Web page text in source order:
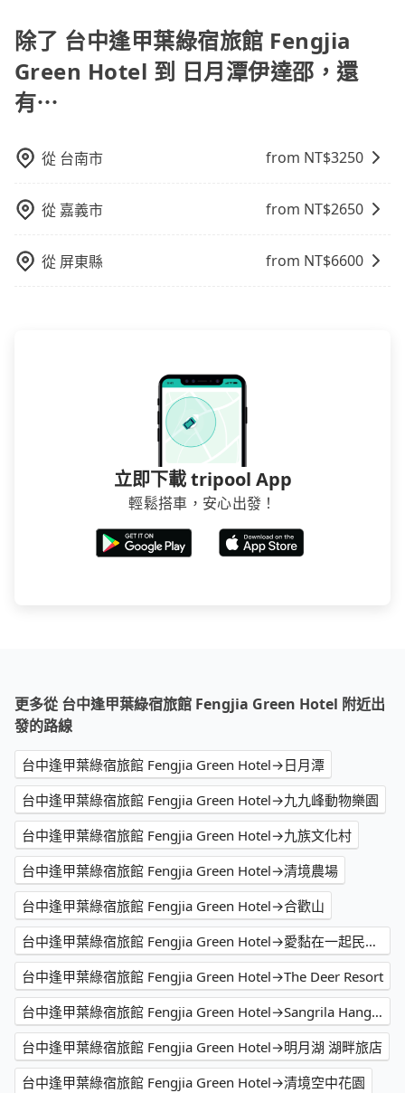
要再人工電話與飯店確認。預訂民宿方面，如不怕麻
煩，有些時候直接打電話問的價格可能比民宿訂房網來
得便宜，但缺點就是多數要匯款並再人工確認。假如不
介意多花一點錢省下這些瑣碎的事，台灣本土的AsiaYo
行，一定符合台灣法律規定，除了司機擁有合法的職業
駕駛執照以及良民證外，車輛一定投保最高300萬乘客
險。最好辨別叫的車是否合法，就看車牌的開頭，只要
不是R或T開頭的車，就一定是違法。
算。計程車最貴，而大眾運輸通常較便宜。 行程：需多
點停留的行程建議可選可客製化行程的包車，如果時間
比較寬鬆且不介意耗時轉乘可選大眾運輸或較貴的計程
車。 旅行人數：人數多時包車較方便舒適且每個人攤提
車。 時間：需在特定時間到達目的地可選包車或計程
車，不趕時間即可選用大眾運輸。 便利性：需要便利性
則可搭乘大眾運輸。
除了 台中逢甲葉綠宿旅館 Fengjia
Green Hotel 到 日月潭伊達邵，還
有⋯
從 台南市 from NT$3250
從 嘉義市 from NT$2650
從 屏東縣 from NT$6600
立即下載 tripool App
輕鬆搭車，安心出發！
更多從 台中逢甲葉綠宿旅館 Fengjia Green Hotel 附近出
發的路線
台中逢甲葉綠宿旅館 Fengjia Green Hotel→日月潭
台中逢甲葉綠宿旅館 Fengjia Green Hotel→九九峰動物樂園
台中逢甲葉綠宿旅館 Fengjia Green Hotel→九族文化村
台中逢甲葉綠宿旅館 Fengjia Green Hotel→清境農場
台中逢甲葉綠宿旅館 Fengjia Green Hotel→合歡山
台中逢甲葉綠宿旅館 Fengjia Green Hotel→愛黏在一起民宿 LOVERS B&B
台中逢甲葉綠宿旅館 Fengjia Green Hotel→The Deer Resort
台中逢甲葉綠宿旅館 Fengjia Green Hotel→Sangrila Hanging Garden & Resort
台中逢甲葉綠宿旅館 Fengjia Green Hotel→明月湖 湖畔旅店
台中逢甲葉綠宿旅館 Fengjia Green Hotel→清境空中花園